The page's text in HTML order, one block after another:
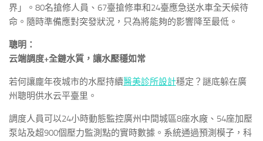
界」。80名搶修人員、67臺搶修車和24臺應急送水車全天候待
命。隨時準備應對突發狀況，只為將能夠的影響降至最低。
聰明：
云端調度+全鏈水質，讓水壓穩如常
若何讓龐年夜城市的水壓持續醫美診所設計穩定？謎底躲在廣
州聰明供水云平臺里。
調度人員可以24小時動態監控廣州中間城區8座水廠、54座加壓
泵站及超900個壓力監測點的實時數據。系統通過預測模子，科